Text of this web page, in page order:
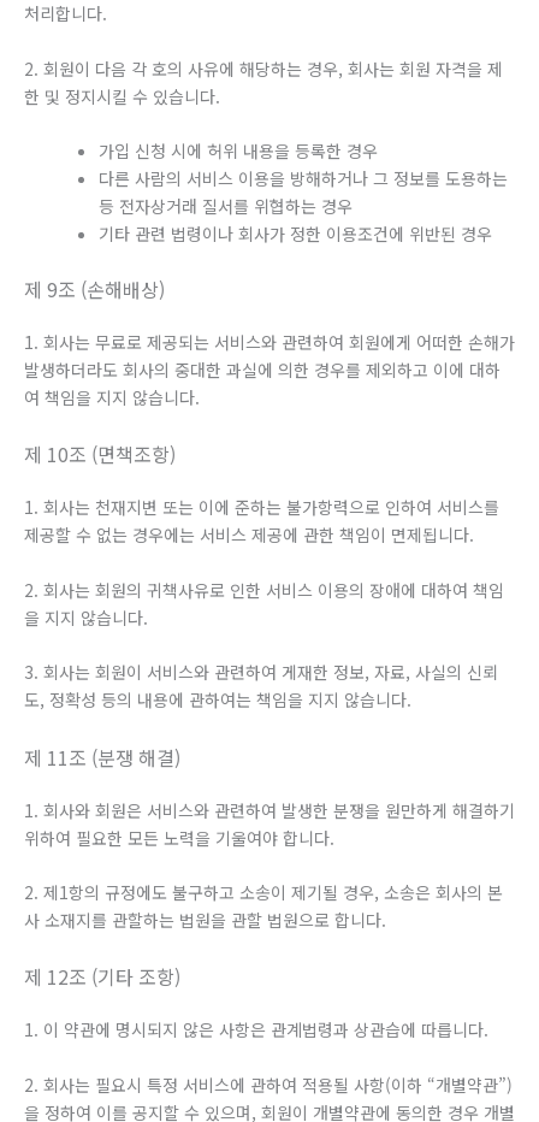
처리합니다.
2. 회원이 다음 각 호의 사유에 해당하는 경우, 회사는 회원 자격을 제
한 및 정지시킬 수 있습니다.
가입 신청 시에 허위 내용을 등록한 경우
다른 사람의 서비스 이용을 방해하거나 그 정보를 도용하는
등 전자상거래 질서를 위협하는 경우
기타 관련 법령이나 회사가 정한 이용조건에 위반된 경우
제 9조 (손해배상)
1. 회사는 무료로 제공되는 서비스와 관련하여 회원에게 어떠한 손해가
발생하더라도 회사의 중대한 과실에 의한 경우를 제외하고 이에 대하
여 책임을 지지 않습니다.
제 10조 (면책조항)
1. 회사는 천재지변 또는 이에 준하는 불가항력으로 인하여 서비스를
제공할 수 없는 경우에는 서비스 제공에 관한 책임이 면제됩니다.
2. 회사는 회원의 귀책사유로 인한 서비스 이용의 장애에 대하여 책임
을 지지 않습니다.
3. 회사는 회원이 서비스와 관련하여 게재한 정보, 자료, 사실의 신뢰
도, 정확성 등의 내용에 관하여는 책임을 지지 않습니다.
제 11조 (분쟁 해결)
1. 회사와 회원은 서비스와 관련하여 발생한 분쟁을 원만하게 해결하기
위하여 필요한 모든 노력을 기울여야 합니다.
2. 제1항의 규정에도 불구하고 소송이 제기될 경우, 소송은 회사의 본
사 소재지를 관할하는 법원을 관할 법원으로 합니다.
제 12조 (기타 조항)
1. 이 약관에 명시되지 않은 사항은 관계법령과 상관습에 따릅니다.
2. 회사는 필요시 특정 서비스에 관하여 적용될 사항(이하 “개별약관”)
을 정하여 이를 공지할 수 있으며, 회원이 개별약관에 동의한 경우 개별